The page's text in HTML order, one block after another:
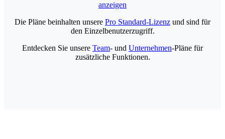
anzeigen
Die Pläne beinhalten unsere Pro Standard-Lizenz und sind für
den Einzelbenutzerzugriff.
Entdecken Sie unsere Team- und Unternehmen-Pläne für
zusätzliche Funktionen.